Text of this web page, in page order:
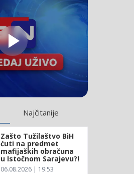
Najčitanije
Zašto Tužilaštvo BiH
ćuti na predmet
mafijaških obračuna
u Istočnom Sarajevu?!
06.08.2026 | 19:53